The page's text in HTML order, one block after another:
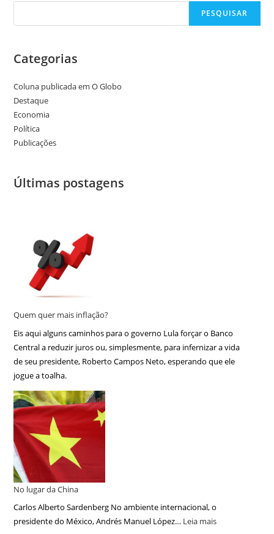
PESQUISAR
Categorias
Coluna publicada em O Globo
Destaque
Economia
Política
Publicações
Últimas postagens
Quem quer mais inflação?
Eis aqui alguns caminhos para o governo Lula forçar o Banco
Central a reduzir juros ou, simplesmente, para infernizar a vida
de seu presidente, Roberto Campos Neto, esperando que ele
jogue a toalha.
No lugar da China
Carlos Alberto Sardenberg No ambiente internacional, o
presidente do México, Andrés Manuel López… Leia mais